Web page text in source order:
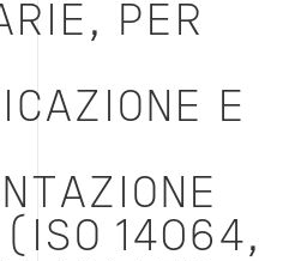
PER
E
(ISO 14064,